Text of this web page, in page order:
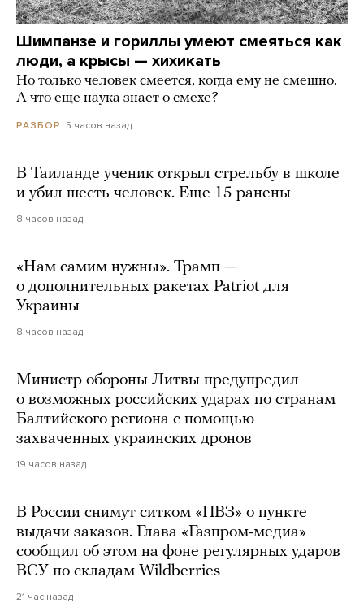
Шимпанзе и гориллы умеют смеяться как
люди, а крысы — хихикать
Но только человек смеется, когда ему не смешно.
А что еще наука знает о смехе?
РАЗБОР 5 часов назад
В Таиланде ученик открыл стрельбу в школе
и убил шесть человек. Еще 15 ранены
8 часов назад
«Нам самим нужны». Трамп —
о дополнительных ракетах Patriot для
Украины
8 часов назад
Министр обороны Литвы предупредил
о возможных российских ударах по странам
Балтийского региона с помощью
захваченных украинских дронов
19 часов назад
В России снимут ситком «ПВЗ» о пункте
выдачи заказов. Глава «Газпром-медиа»
сообщил об этом на фоне регулярных ударов
ВСУ по складам Wildberries
21 час назад